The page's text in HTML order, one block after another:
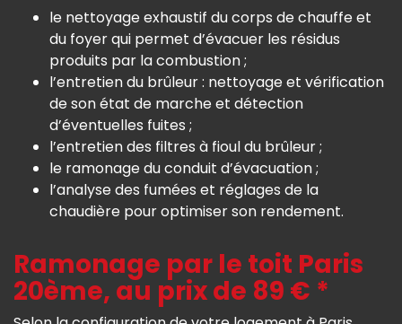
le nettoyage exhaustif du corps de chauffe et
du foyer qui permet d’évacuer les résidus
produits par la combustion ;
l’entretien du brûleur : nettoyage et vérification
de son état de marche et détection
d’éventuelles fuites ;
l’entretien des filtres à fioul du brûleur ;
le ramonage du conduit d’évacuation ;
l’analyse des fumées et réglages de la
chaudière pour optimiser son rendement.
Ramonage par le toit Paris
20ème, au prix de 89 € *